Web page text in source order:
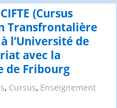
(Cursus
Transfrontalière
l’Université de
avec la
de Fribourg
, Cursus, Enseignement